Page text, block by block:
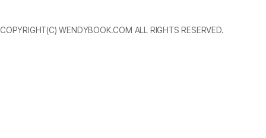
COPYRIGHT(C) WENDYBOOK.COM ALL RIGHTS RESERVED.